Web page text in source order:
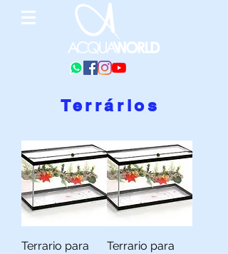
Terrários
Terrario para
Terrario para